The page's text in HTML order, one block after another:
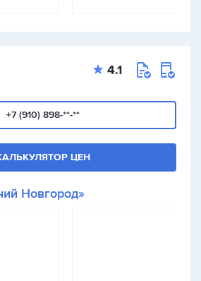
4.1
+7 (910) 898-**-**
ЦЕН
Новгород»